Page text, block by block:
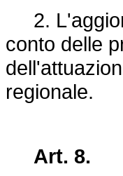
2.
conto delle
regionale.
Art. 8.